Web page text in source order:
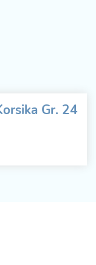
Gr. 24